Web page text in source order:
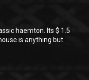
haemton. Its $ 1.5
is anything but.